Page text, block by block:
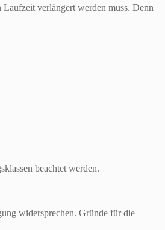
verlängert werden muss. Denn
beachtet werden.
widersprechen. Gründe für die